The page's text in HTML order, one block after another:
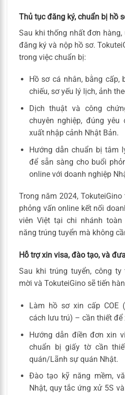
Thủ tục đăng ký, chuẩn bị hồ
Sau khi thống nhất đơn hàng,
đăng ký và nộp hồ sơ.
trong việc chuẩn bị:
Hồ sơ cá nhân, bằng cấp,
chiếu, sơ yếu lý lịch, ảnh
Dịch thuật và công
chuyên nghiệp, đúng
xuất nhập cảnh Nhật Bản.
Hướng dẫn chuẩn bị tâm
để sẵn sàng cho buổi
online với doanh nghiệp
Trong năm 2024,
phỏng vấn online kết nối
viên Việt tại chi nhánh toàn
năng trúng tuyển mà không
Hỗ trợ xin visa, đào tạo, và
Sau khi trúng tuyển, công
mời và TokuteiGino sẽ tiến
Làm hồ sơ xin cấp COE
cách lưu trú) – cần thiết để
Hướng dẫn điền đơn xin
chuẩn bị giấy tờ cần
quán/Lãnh sự quán Nhật.
Đào tạo kỹ năng mềm,
Nhật, quy tắc ứng xử 5S